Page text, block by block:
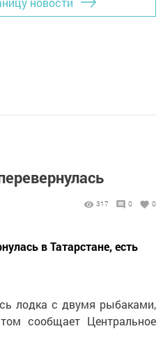
317 0 0
в Татарстане, есть
лодка с двумя рыбаками,
сообщает Центральное